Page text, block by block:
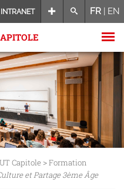
INTRANET FR | EN
Capitole >Formation
et Partage 3ème Âge